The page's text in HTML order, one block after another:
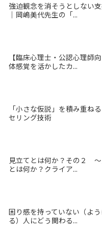
強迫観念を消そうとしない
｜岡嶋美代先生の「...
【臨床心理士・公認心理師
体感覚を活かしたカ...
「小さな仮説」を積み重ね
セリング技術
見立てとは何か？その２ 〜
とは何か？クライア...
困り感を持っていない（よ
る）人にどう関わる...